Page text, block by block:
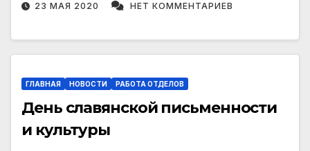
23 МАЯ 2020 НЕТ КОММЕНТАРИЕВ
ГЛАВНАЯ НОВОСТИ РАБОТА ОТДЕЛОВ
День славянской письменности
и культуры